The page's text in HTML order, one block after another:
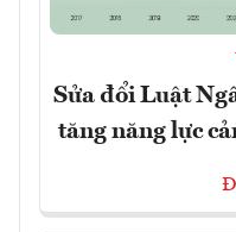
Sửa đổi Luật
tăng năng lực